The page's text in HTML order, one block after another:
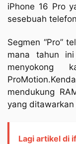
iPhone 16 Pro
sesebuah
Segmen “Pro”
mana tahun
menyokong
mendukung
yang
Lagi artikel di